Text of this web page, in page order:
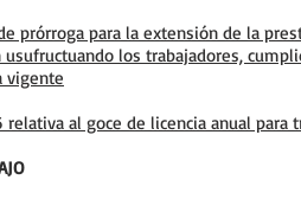
prórroga para la extensión de la
usufructuando los trabajadores,
vigente
relativa al goce de licencia anual para